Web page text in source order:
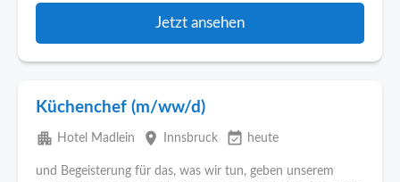
Jetzt ansehen
Küchenchef (m/ww/d)
apartment Hotel Madlein place Innsbruck event_available heute
und Begeisterung für das, was wir tun, geben unserem